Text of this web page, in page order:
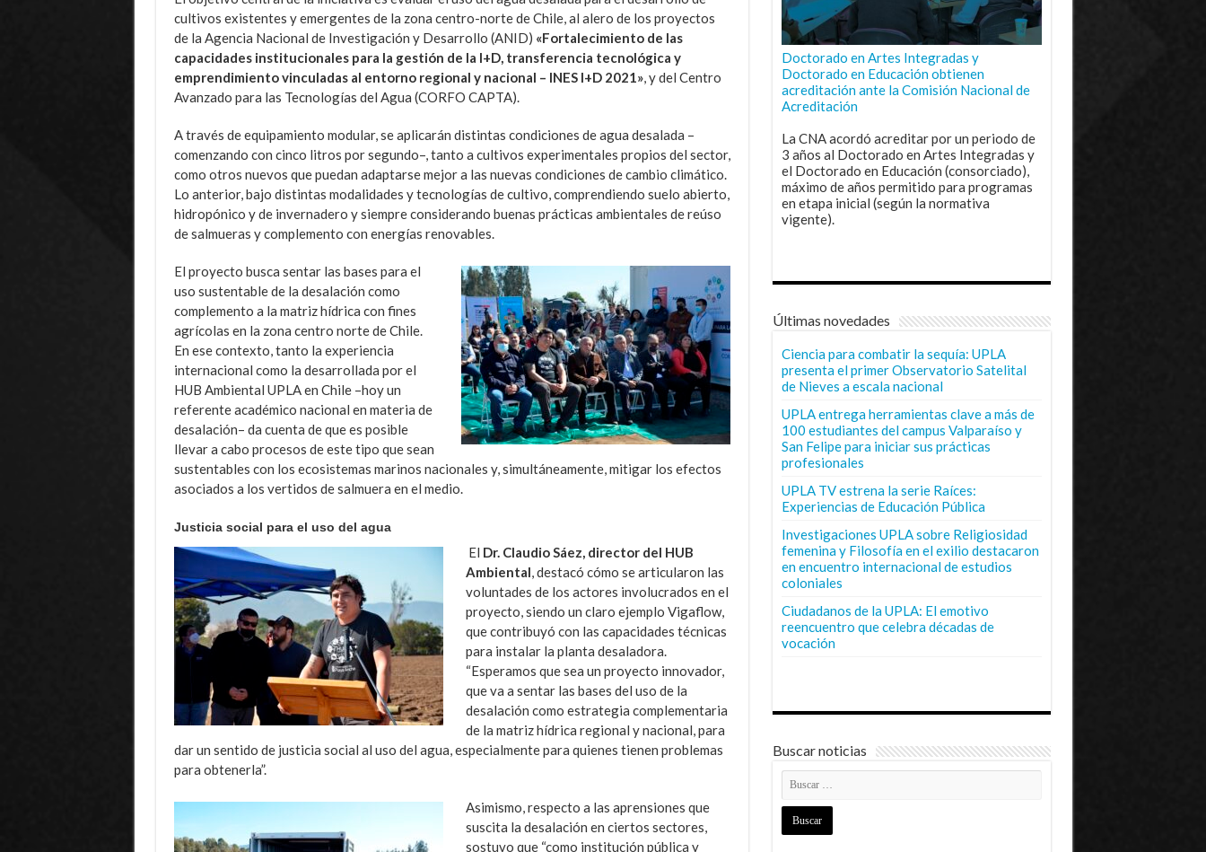
cultivos existentes y emergentes de la zona centro-norte de Chile, al alero de los proyectos
de la Agencia Nacional de Investigación y Desarrollo (ANID) «Fortalecimiento de las
capacidades institucionales para la gestión de la I+D, transferencia tecnológica y
emprendimiento vinculadas al entorno regional y nacional – INES I+D 2021», y del Centro
Avanzado para las Tecnologías del Agua (CORFO CAPTA).
A través de equipamiento modular, se aplicarán distintas condiciones de agua desalada –
comenzando con cinco litros por segundo–, tanto a cultivos experimentales propios del sector,
como otros nuevos que puedan adaptarse mejor a las nuevas condiciones de cambio climático.
Lo anterior, bajo distintas modalidades y tecnologías de cultivo, comprendiendo suelo abierto,
hidropónico y de invernadero y siempre considerando buenas prácticas ambientales de reúso
de salmueras y complemento con energías renovables.
El proyecto busca sentar las bases para el
uso sustentable de la desalación como
complemento a la matriz hídrica con fines
agrícolas en la zona centro norte de Chile.
En ese contexto, tanto la experiencia
internacional como la desarrollada por el
HUB Ambiental UPLA en Chile –hoy un
referente académico nacional en materia de
desalación– da cuenta de que es posible
llevar a cabo procesos de este tipo que sean
sustentables con los ecosistemas marinos nacionales y, simultáneamente, mitigar los efectos
asociados a los vertidos de salmuera en el medio.
Justicia social para el uso del agua
El Dr. Claudio Sáez, director del HUB
Ambiental, destacó cómo se articularon las
voluntades de los actores involucrados en el
proyecto, siendo un claro ejemplo Vigaflow,
que contribuyó con las capacidades técnicas
para instalar la planta desaladora.
“Esperamos que sea un proyecto innovador,
que va a sentar las bases del uso de la
desalación como estrategia complementaria
de la matriz hídrica regional y nacional, para
dar un sentido de justicia social al uso del agua, especialmente para quienes tienen problemas
para obtenerla”.
Asimismo, respecto a las aprensiones que
suscita la desalación en ciertos sectores,
sostuvo que “como institución pública y
Doctorado en Artes Integradas y
Doctorado en Educación obtienen
acreditación ante la Comisión Nacional de
Acreditación
La CNA acordó acreditar por un periodo de
3 años al Doctorado en Artes Integradas y
el Doctorado en Educación (consorciado),
máximo de años permitido para programas
en etapa inicial (según la normativa
vigente).
Últimas novedades
Ciencia para combatir la sequía: UPLA
presenta el primer Observatorio Satelital
de Nieves a escala nacional
UPLA entrega herramientas clave a más de
100 estudiantes del campus Valparaíso y
San Felipe para iniciar sus prácticas
profesionales
UPLA TV estrena la serie Raíces:
Experiencias de Educación Pública
Investigaciones UPLA sobre Religiosidad
femenina y Filosofía en el exilio destacaron
en encuentro internacional de estudios
coloniales
Ciudadanos de la UPLA: El emotivo
reencuentro que celebra décadas de
vocación
Buscar noticias